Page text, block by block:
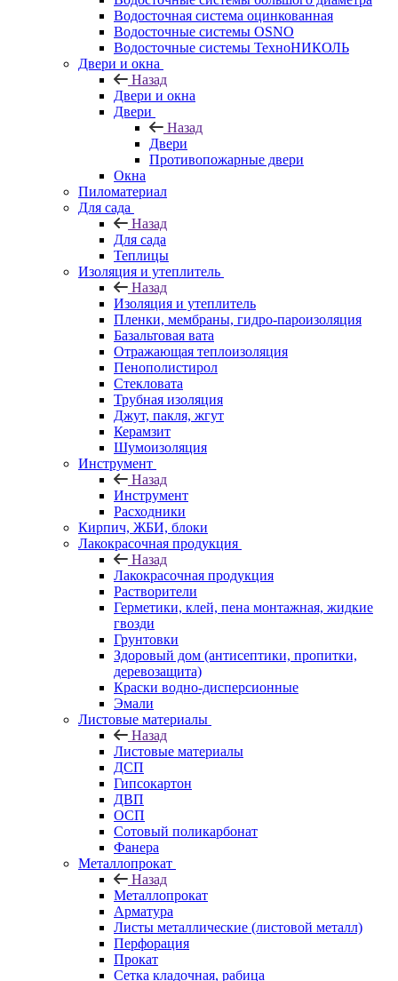
Водосточная система оцинкованная
Водосточные системы OSNO
Водосточные системы ТехноНИКОЛЬ
Двери и окна
Назад
Двери и окна
Двери
Назад
Двери
Противопожарные двери
Окна
Пиломатериал
Для сада
Назад
Для сада
Теплицы
Изоляция и утеплитель
Назад
Изоляция и утеплитель
Пленки, мембраны, гидро-пароизоляция
Базальтовая вата
Отражающая теплоизоляция
Пенополистирол
Стекловата
Трубная изоляция
Джут, пакля, жгут
Керамзит
Шумоизоляция
Инструмент
Назад
Инструмент
Расходники
Кирпич, ЖБИ, блоки
Лакокрасочная продукция
Назад
Лакокрасочная продукция
Растворители
Герметики, клей, пена монтажная, жидкие
гвозди
Грунтовки
Здоровый дом (антисептики, пропитки,
деревозащита)
Краски водно-дисперсионные
Эмали
Листовые материалы
Назад
Листовые материалы
ДСП
Гипсокартон
ДВП
ОСП
Сотовый поликарбонат
Фанера
Металлопрокат
Назад
Металлопрокат
Арматура
Листы металлические (листовой металл)
Перфорация
Прокат
Сетка кладочная, рабица